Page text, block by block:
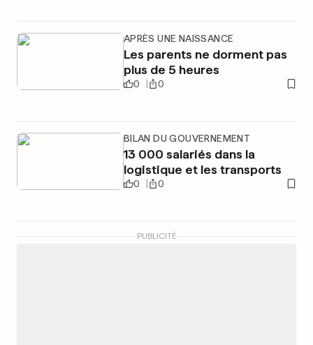
APRÈS UNE NAISSANCE
Les parents ne dorment pas
plus de 5 heures
0 0
BILAN DU GOUVERNEMENT
13 000 salariés dans la
logistique et les transports
0 0
PUBLICITÉ